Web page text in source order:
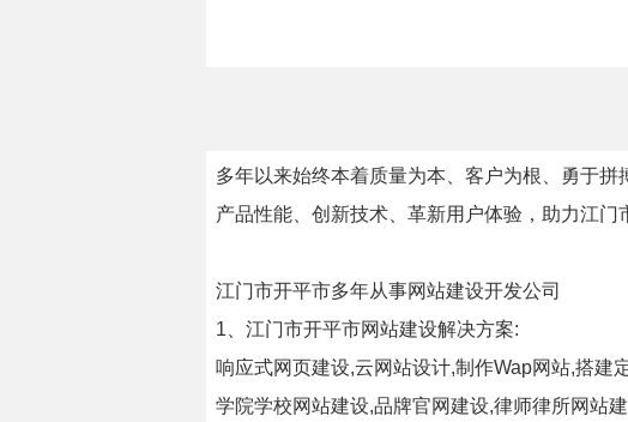
多年以来始终本着质量为本、客户为根、勇于
产品性能、创新技术、革新用户体验，助力江
江门市开平市多年从事网站建设开发公司
1、江门市开平市网站建设解决方案:
响应式网页建设,云网站设计,制作Wap网站,搭建
学院学校网站建设,品牌官网建设,律师律所网站